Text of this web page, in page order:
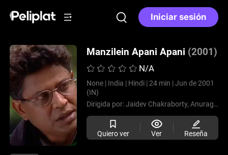
Iniciar sesión
Manzilein Apani Apani (2001)
N/A
None | India | Hindi | 24 min | Jun de 2001
(IN)
Dirigida por:Jaidev Chakraborty, Anurag Basu
Quiero ver Ver Reseña